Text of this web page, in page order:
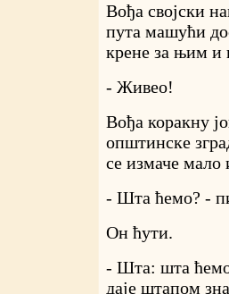
Вођа својски
пута машући
крене за њим и
- Живео!
Вођа коракну
општинске
се измаче
- Шта ћемо? -
Он ћути.
- Шта: шта
даје штапом